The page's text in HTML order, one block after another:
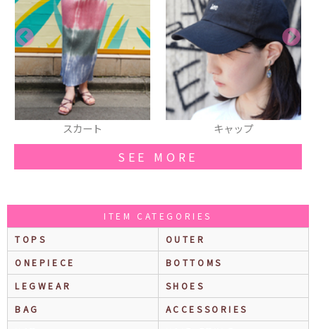
スカート キャップ
SEE MORE
ITEM CATEGORIES
TOPS
OUTER
ONEPIECE
BOTTOMS
LEGWEAR
SHOES
BAG
ACCESSORIES